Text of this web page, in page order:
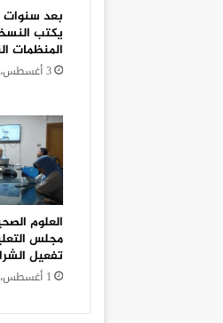
بعد
يكتب
المنظمات
3 أغسطس، 2026
العلوم
مجلس
تفعيل
1 أغسطس، 2026